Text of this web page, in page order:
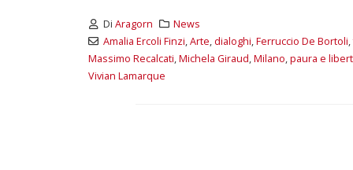
Di Aragorn
News
Amalia Ercoli Finzi,Arte,dialoghi,Ferruccio De Bortoli,
Massimo Recalcati,Michela Giraud,Milano,paura e
Vivian Lamarque